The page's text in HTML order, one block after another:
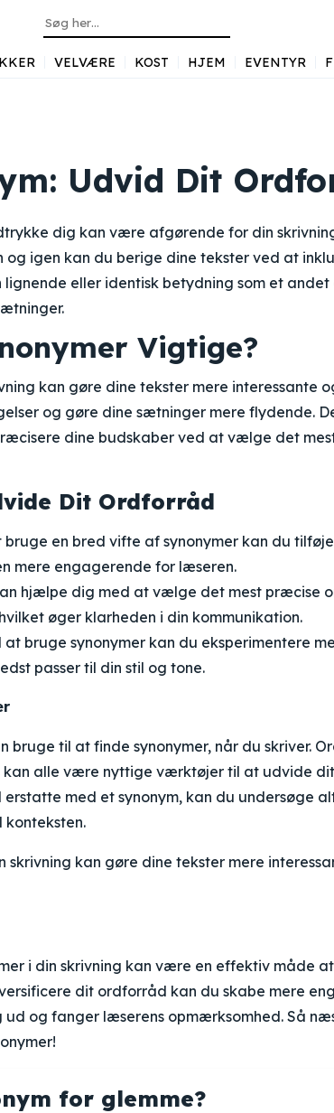
VELVÆRE KOST HJEM EVENTYR
Udvid Dit
dig kan være afgørende for din
igen kan du berige dine tekster ved at
lignende eller identisk betydning som et
Vigtige?
kan gøre dine tekster mere interessante
og gøre dine sætninger mere flydende.
dine budskaber ved at vælge det
Dit Ordforråd
bruge en bred vifte af synonymer kan du
mere engagerende for læseren.
hjælpe dig med at vælge det mest præcise
øger klarheden i din kommunikation.
at bruge synonymer kan du eksperimentere
passer til din stil og tone.
bruge til at finde synonymer, når du skriver.
kan alle være nyttige værktøjer til at udvide
med et synonym, kan du undersøge
konteksten.
skrivning kan gøre dine tekster mere
i din skrivning kan være en effektiv måde
dit ordforråd kan du skabe mere
ud og fanger læserens opmærksomhed. Så
for glemme?